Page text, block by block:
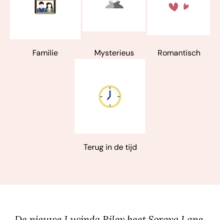
shop. Het deel 'de Griekse dochter' is het derde deel,
maar ook prima los van de andere delen te lezen.
Familie Mysterieus Romantisch
Terug in de tijd